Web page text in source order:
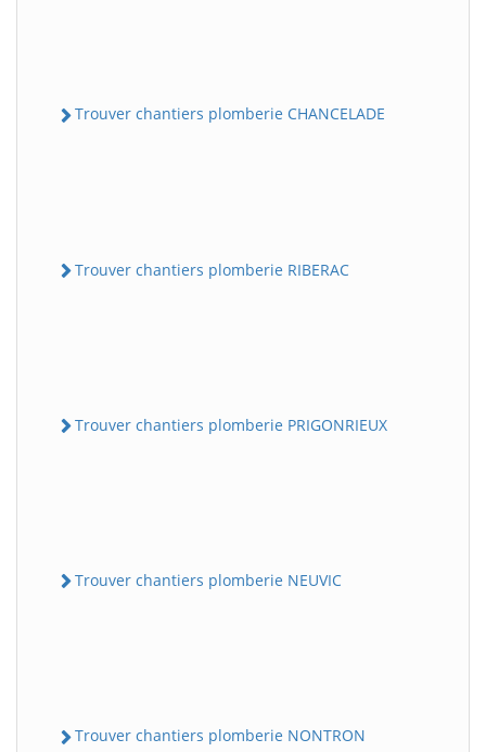
Trouver chantiers plomberie CHANCELADE
Trouver chantiers plomberie RIBERAC
Trouver chantiers plomberie PRIGONRIEUX
Trouver chantiers plomberie NEUVIC
Trouver chantiers plomberie NONTRON